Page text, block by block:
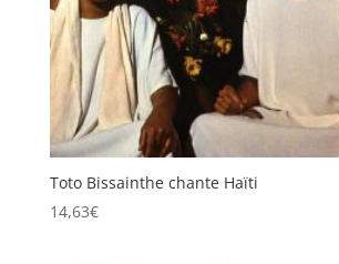
Toto Bissainthe chante Haïti
14,63€